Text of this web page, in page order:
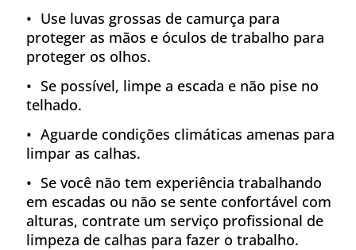
Use luvas grossas de camurça para
proteger as mãos e óculos de trabalho para
proteger os olhos.
Se possível, limpe a escada e não pise no
telhado.
Aguarde condições climáticas amenas para
limpar as calhas.
Se você não tem experiência trabalhando
em escadas ou não se sente confortável com
alturas, contrate um serviço profissional de
limpeza de calhas para fazer o trabalho.